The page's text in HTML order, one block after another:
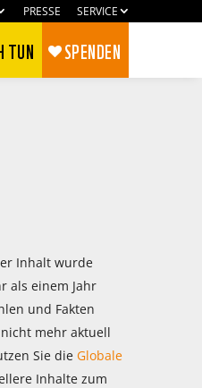
PRESSE SERVICE
TUN SPENDEN
Inhalt wurde
als einem Jahr
und Fakten
mehr aktuell
Sie die Globale
Inhalte zum